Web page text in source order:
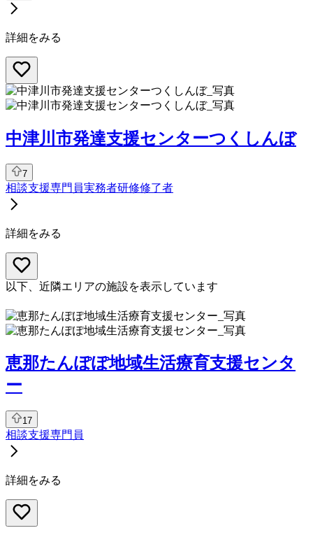
詳細をみる
中津川市発達支援センターつくしんぼ
7
相談支援専門員実務者研修修了者
詳細をみる
以下、近隣エリアの施設を表示しています
恵那たんぽぽ地域生活療育支援センタ
ー
17
相談支援専門員
詳細をみる